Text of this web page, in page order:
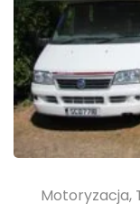
Motoryzacja,